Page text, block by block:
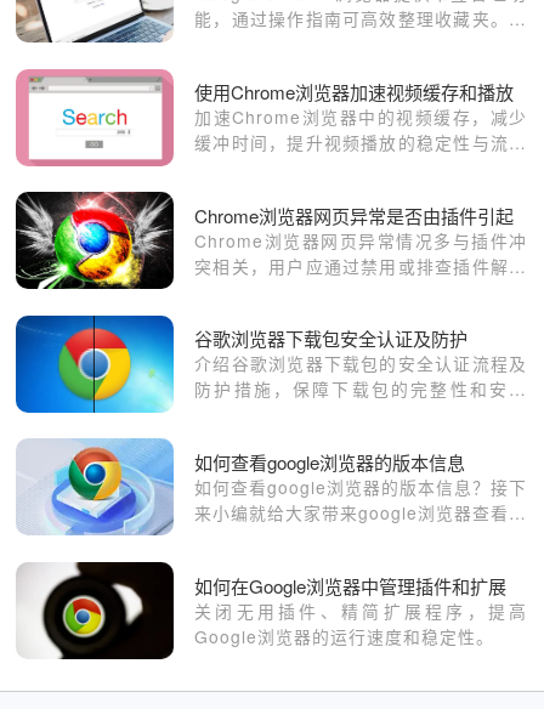
能，通过操作指南可高效整理收藏夹。用
使用Chrome浏览器加速视频缓存和播放
加速Chrome浏览器中的视频缓存，减少
缓冲时间，提升视频播放的稳定性与流畅
Chrome浏览器网页异常是否由插件引起
Chrome浏览器网页异常情况多与插件冲
突相关，用户应通过禁用或排查插件解决
谷歌浏览器下载包安全认证及防护
介绍谷歌浏览器下载包的安全认证流程及
防护措施，保障下载包的完整性和安全
如何查看google浏览器的版本信息
如何查看google浏览器的版本信息？接下
来小编就给大家带来google浏览器查看版
如何在Google浏览器中管理插件和扩展
关闭无用插件、精简扩展程序，提高
Google浏览器的运行速度和稳定性。